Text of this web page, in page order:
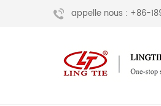
appelle nous : +86-